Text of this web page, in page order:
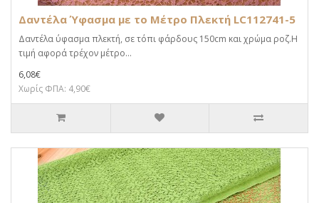
Δαντέλα Ύφασμα με το Μέτρο Πλεκτή LC112741-5
Δαντέλα ύφασμα πλεκτή, σε τόπι φάρδους 150cm και χρώμα ροζ.Η
τιμή αφορά τρέχον μέτρο...
6,08€
Χωρίς ΦΠΑ: 4,90€